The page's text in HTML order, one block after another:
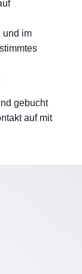
und im
gebucht
auf mit